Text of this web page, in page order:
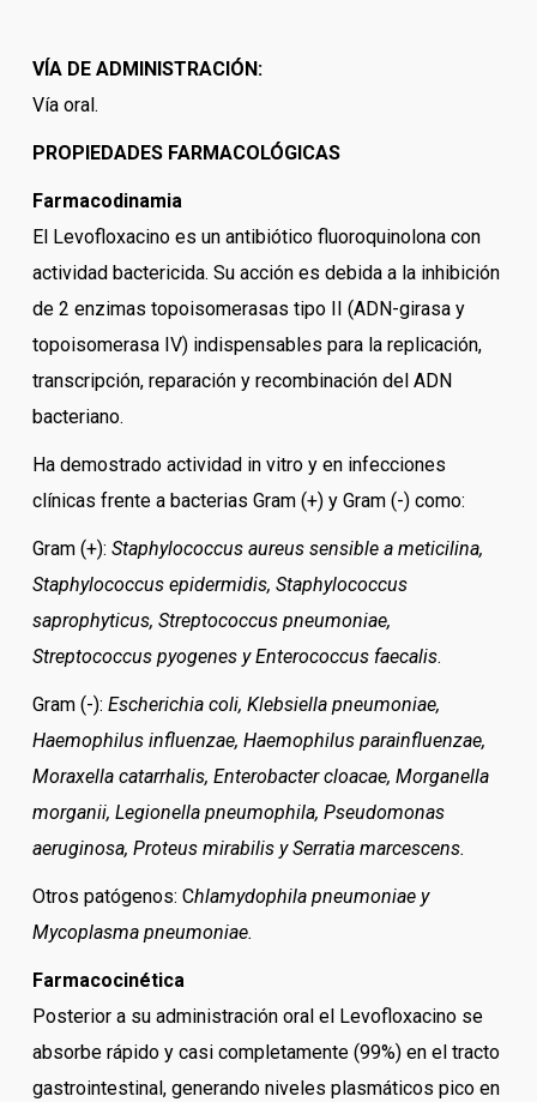
VÍA DE ADMINISTRACIÓN:
Vía oral.
PROPIEDADES FARMACOLÓGICAS
Farmacodinamia
El Levofloxacino es un antibiótico fluoroquinolona con
actividad bactericida. Su acción es debida a la inhibición
de 2 enzimas topoisomerasas tipo II (ADN-girasa y
topoisomerasa IV) indispensables para la replicación,
transcripción, reparación y recombinación del ADN
bacteriano.
Ha demostrado actividad in vitro y en infecciones
clínicas frente a bacterias Gram (+) y Gram (-) como:
Gram (+): Staphylococcus aureus sensible a meticilina,
Staphylococcus epidermidis, Staphylococcus
saprophyticus, Streptococcus pneumoniae,
Streptococcus pyogenes y Enterococcus faecalis.
Gram (-): Escherichia coli, Klebsiella pneumoniae,
Haemophilus influenzae, Haemophilus parainfluenzae,
Moraxella catarrhalis, Enterobacter cloacae, Morganella
morganii, Legionella pneumophila, Pseudomonas
aeruginosa, Proteus mirabilis y Serratia marcescens.
Otros patógenos: Chlamydophila pneumoniae y
Mycoplasma pneumoniae.
Farmacocinética
Posterior a su administración oral el Levofloxacino se
absorbe rápido y casi completamente (99%) en el tracto
gastrointestinal, generando niveles plasmáticos pico en